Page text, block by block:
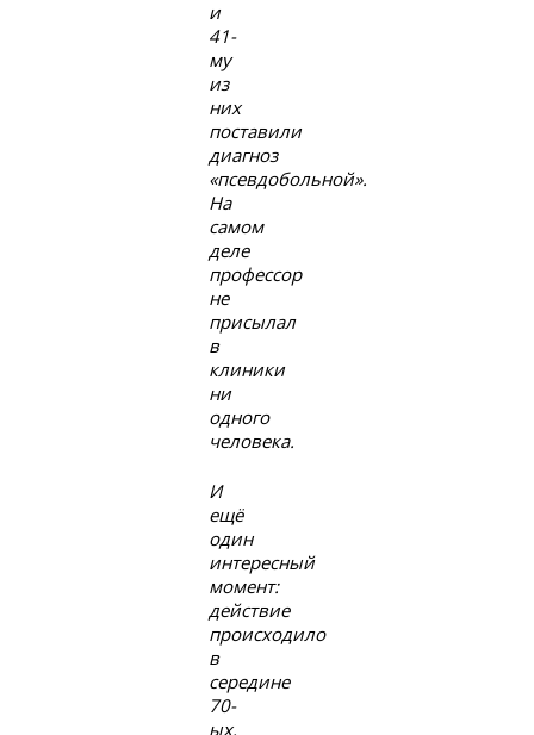
и
41-
му
из
них
поставили
диагноз
«псевдобольной».
На
самом
деле
профессор
не
присылал
в
клиники
ни
одного
человека.
И
ещё
один
интересный
момент:
действие
происходило
в
середине
70-
ых.